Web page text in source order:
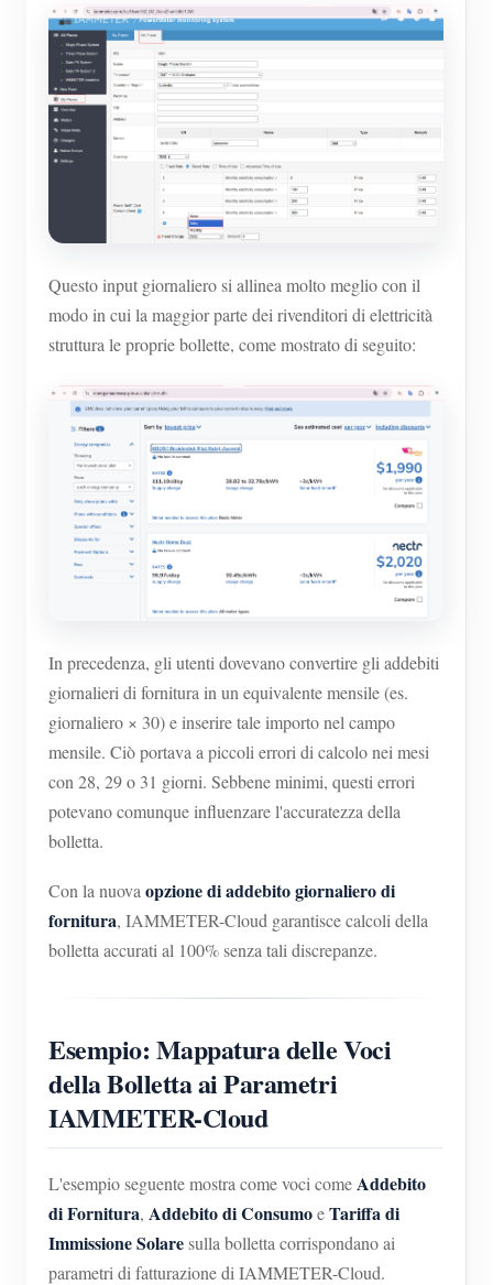
Questo input giornaliero si allinea molto meglio con il
modo in cui la maggior parte dei rivenditori di elettricità
struttura le proprie bollette, come mostrato di seguito:
In precedenza, gli utenti dovevano convertire gli addebiti
giornalieri di fornitura in un equivalente mensile (es.
giornaliero × 30) e inserire tale importo nel campo
mensile. Ciò portava a piccoli errori di calcolo nei mesi
con 28, 29 o 31 giorni. Sebbene minimi, questi errori
potevano comunque influenzare l'accuratezza della
bolletta.
Con la nuovaopzione di addebito giornaliero di
fornitura, IAMMETER-Cloud garantisce calcoli della
bolletta accurati al 100% senza tali discrepanze.
Esempio: Mappatura delle Voci
della Bolletta ai Parametri
IAMMETER-Cloud
L'esempio seguente mostra come voci comeAddebito
di Fornitura, Addebito di ConsumoeTariffa di
Immissione Solaresulla bolletta corrispondano ai
parametri di fatturazione di IAMMETER-Cloud.